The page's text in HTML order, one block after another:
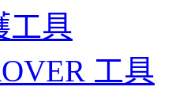
工具
工具